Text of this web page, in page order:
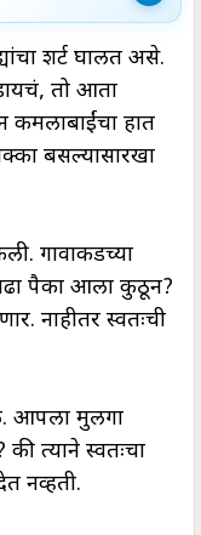
शर्ट घालत असे.
तो आता
हात
बसल्यासारखा
गावाकडच्या
पैका आला कुठून?
नाहीतर स्वतःची
आपला मुलगा
त्याने स्वतःचा
नव्हती.